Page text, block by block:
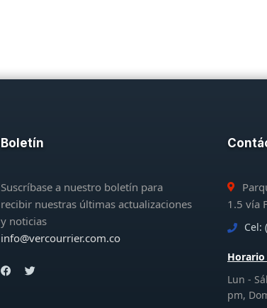
Boletín
Suscríbase a nuestro boletín para
recibir nuestras últimas actualizaciones
y noticias
info@vercourrier.com.co
1.5 vía
Cel:
Lun -
pm,